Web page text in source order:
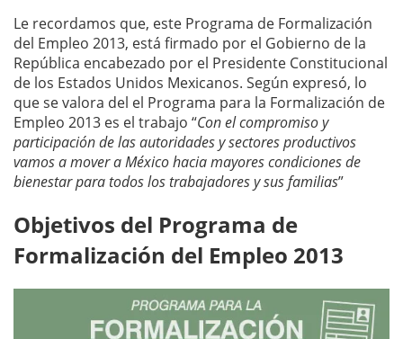
Le recordamos que, este Programa de Formalización
del Empleo 2013, está firmado por el Gobierno de la
República encabezado por el Presidente Constitucional
de los Estados Unidos Mexicanos. Según expresó, lo
que se valora del el Programa para la Formalización de
Empleo 2013 es el trabajo “Con el compromiso y
participación de las autoridades y sectores productivos
vamos a mover a México hacia mayores condiciones de
bienestar para todos los trabajadores y sus familias”
Objetivos del Programa de
Formalización del Empleo 2013